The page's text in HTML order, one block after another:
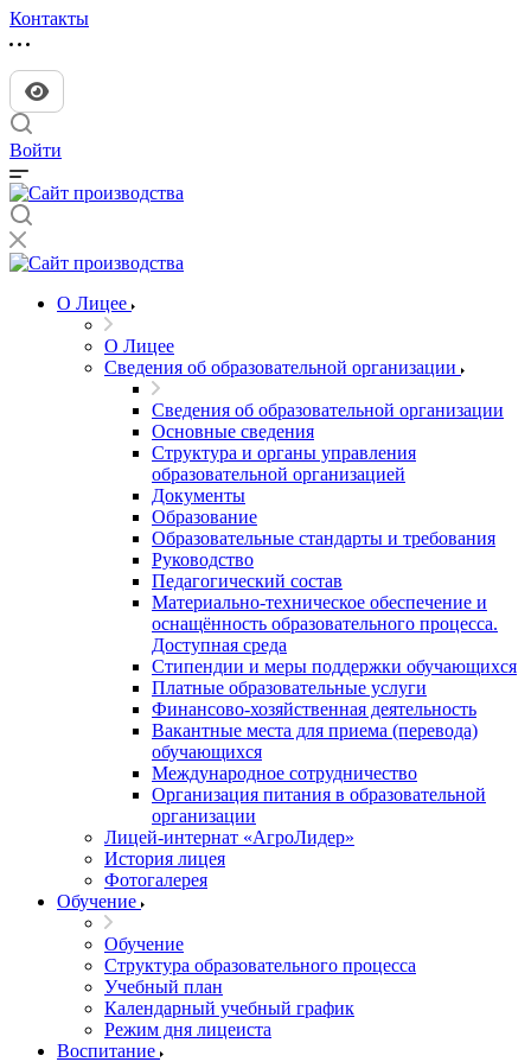
Контакты
Войти
О Лицее
О Лицее
Сведения об образовательной организации
Сведения об образовательной организации
Основные сведения
Структура и органы управления
образовательной организацией
Документы
Образование
Образовательные стандарты и требования
Руководство
Педагогический состав
Материально-техническое обеспечение и
оснащённость образовательного процесса.
Доступная среда
Стипендии и меры поддержки обучающихся
Платные образовательные услуги
Финансово-хозяйственная деятельность
Вакантные места для приема (перевода)
обучающихся
Международное сотрудничество
Организация питания в образовательной
организации
Лицей-интернат «АгроЛидер»
История лицея
Фотогалерея
Обучение
Обучение
Структура образовательного процесса
Учебный план
Календарный учебный график
Режим дня лицеиста
Воспитание